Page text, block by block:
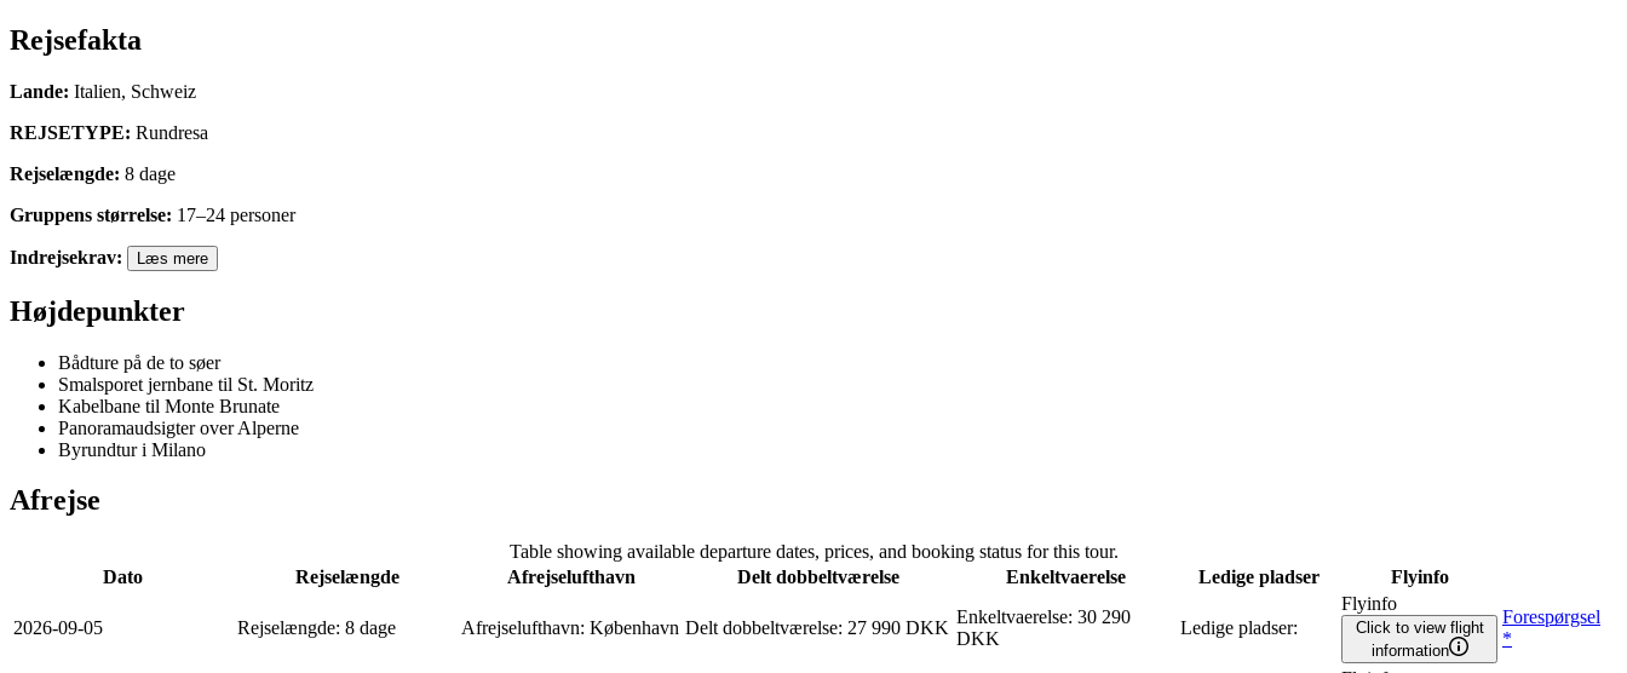
Rejsefakta
Lande: Italien, Schweiz
REJSETYPE: Rundresa
Rejselængde: 8 dage
Gruppens størrelse: 17–24 personer
Indrejsekrav: Læs mere
Højdepunkter
Bådture på de to søer
Smalsporet jernbane til St. Moritz
Kabelbane til Monte Brunate
Panoramaudsigter over Alperne
Byrundtur i Milano
Afrejse
Table showing available departure dates, prices, and booking status for this tour.
Dato
Rejselængde Afrejselufthavn Delt dobbeltværelse Enkeltvaerelse Ledige pladser Flyinfo
2026-09-05 Rejselængde: 8 dage Afrejselufthavn: København Delt dobbeltværelse: 27 990 DKK
Enkeltvaerelse: 30 290
DKK
Ledige pladser:
Flyinfo
Click to view flight
information
Forespørgsel
*